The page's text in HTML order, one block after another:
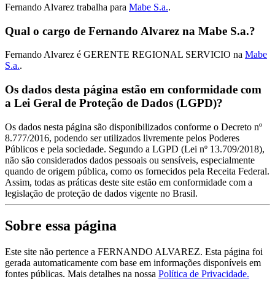
Fernando Alvarez trabalha para Mabe S.a..
Qual o cargo de Fernando Alvarez na Mabe S.a.?
Fernando Alvarez é GERENTE REGIONAL SERVICIO na Mabe
S.a..
Os dados desta página estão em conformidade com
a Lei Geral de Proteção de Dados (LGPD)?
Os dados nesta página são disponibilizados conforme o Decreto nº
8.777/2016, podendo ser utilizados livremente pelos Poderes
Públicos e pela sociedade. Segundo a LGPD (Lei nº 13.709/2018),
não são considerados dados pessoais ou sensíveis, especialmente
quando de origem pública, como os fornecidos pela Receita Federal.
Assim, todas as práticas deste site estão em conformidade com a
legislação de proteção de dados vigente no Brasil.
Sobre essa página
Este site não pertence a FERNANDO ALVAREZ. Esta página foi
gerada automaticamente com base em informações disponíveis em
fontes públicas. Mais detalhes na nossa Política de Privacidade.